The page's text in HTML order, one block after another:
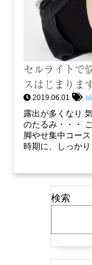
セルライトで
スはじまりま
2019.06.01
露出が多くなり
のたるみ・・・
脚やせ集中コー
時期に、しっか
検索